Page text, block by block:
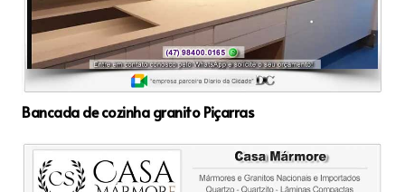
Bancada de cozinha granito Piçarras